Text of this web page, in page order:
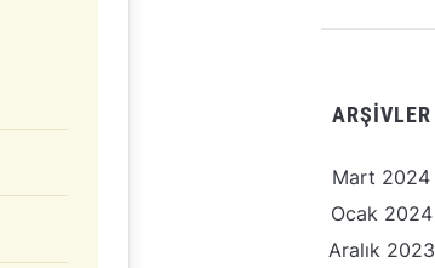
ARŞIVLER
Mart 2024
Ocak 2024
Aralık 2023